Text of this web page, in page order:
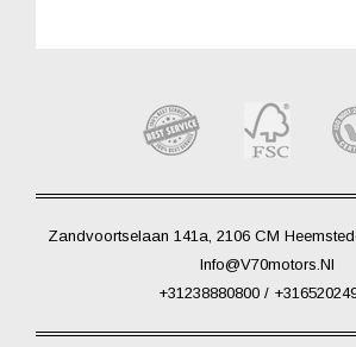
Zandvoortselaan 141a, 2106 CM
Info@V70motors.nl
+31238880800 /